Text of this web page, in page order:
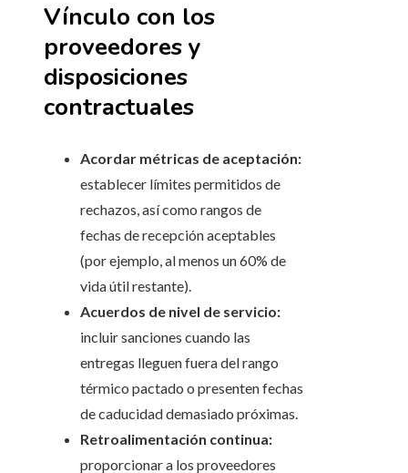
Vínculo con los
proveedores y
disposiciones
contractuales
Acordar métricas de aceptación:
establecer límites permitidos de
rechazos, así como rangos de
fechas de recepción aceptables
(por ejemplo, al menos un 60% de
vida útil restante).
Acuerdos de nivel de servicio:
incluir sanciones cuando las
entregas lleguen fuera del rango
térmico pactado o presenten fechas
de caducidad demasiado próximas.
Retroalimentación continua:
proporcionar a los proveedores